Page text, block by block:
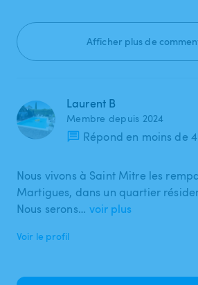
Afficher plus de
Laurent B
Membre depuis 2024
Répond en moins de
Nous vivons à Saint Mitre les
Martigues, dans un quartier
Nous serons… voir plus
Voir le profil